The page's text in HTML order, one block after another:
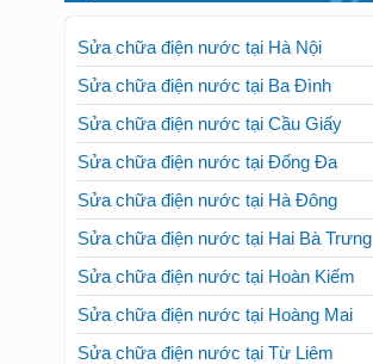
Sửa chữa điện nước tại Hà Nội
Sửa chữa điện nước tại Ba Đình
Sửa chữa điện nước tại Cầu Giấy
Sửa chữa điện nước tại Đống Đa
Sửa chữa điện nước tại Hà Đông
Sửa chữa điện nước tại Hai Bà Trưng
Sửa chữa điện nước tại Hoàn Kiếm
Sửa chữa điện nước tại Hoàng Mai
Sửa chữa điện nước tại Từ Liêm